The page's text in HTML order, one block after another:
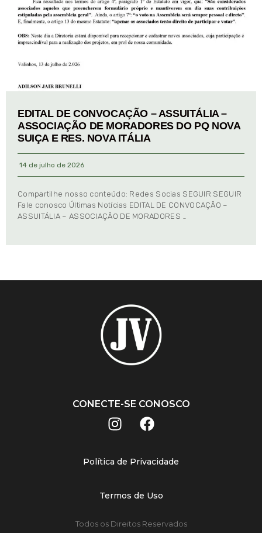
EDITAL DE CONVOCAÇÃO – ASSUITÁLIA –
ASSOCIAÇÃO DE MORADORES DO PQ NOVA
SUIÇA E RES. NOVA ITÁLIA
14 de julho de 2026
Compartilhe nosso conteúdo: Redes Socias SEGUIR SEGUIR
Fale conosco Últimas Notícias EDITAL DE CONVOCAÇÃO –
ASSUITÁLIA – ASSOCIAÇÃO DE MORADORES …
CONECTE-SE CONOSCO
Política de Privacidade
Termos de Uso
Todos os Direitos Reservados